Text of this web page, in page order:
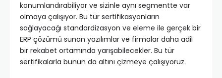
konumlandırabiliyor ve sizinle aynı segmentte var
olmaya çalışıyor. Bu tür sertifikasyonların
sağlayacağı standardizasyon ve eleme ile gerçek bir
ERP çözümü sunan yazılımlar ve firmalar daha adil
bir rekabet ortamında yarışabilecekler. Bu tür
sertifikalarla bunun da altını çizmeye çalışıyoruz.